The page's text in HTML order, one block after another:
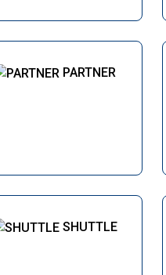
PARTNER
SHUTTLE